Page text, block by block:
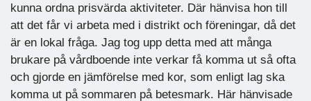
kunna ordna prisvärda aktiviteter. Där hänvisa hon till
att det får vi arbeta med i distrikt och föreningar, då det
är en lokal fråga. Jag tog upp detta med att många
brukare på vårdboende inte verkar få komma ut så ofta
och gjorde en jämförelse med kor, som enligt lag ska
komma ut på sommaren på betesmark. Här hänvisade